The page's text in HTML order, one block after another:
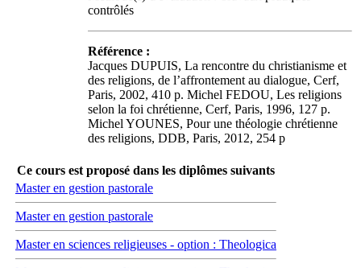
contrôlés
Référence :
Jacques DUPUIS, La rencontre du christianisme et
des religions, de l’affrontement au dialogue, Cerf,
Paris, 2002, 410 p. Michel FEDOU, Les religions
selon la foi chrétienne, Cerf, Paris, 1996, 127 p.
Michel YOUNES, Pour une théologie chrétienne
des religions, DDB, Paris, 2012, 254 p
Ce cours est proposé dans les diplômes suivants
Master en gestion pastorale
Master en gestion pastorale
Master en sciences religieuses - option : Theologica